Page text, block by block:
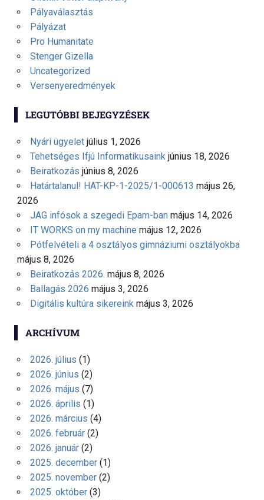
Pályaválasztás
Pályázat
Pro Humanitate
Stenger Gizella
Uncategorized
Versenyeredmények
LEGUTÓBBI BEJEGYZÉSEK
Nyári ügyelet július 1, 2026
Tehetséges Ifjú Informatikusaink június 18, 2026
Beiratkozás június 8, 2026
Határtalanul! HAT-KP-1-2025/1-000613 május 26,
2026
JAG infósok a szegedi Epam-ban május 14, 2026
IT WORKS on my machine május 12, 2026
Pótfelvételi a 4 osztályos gimnáziumi osztályokba
május 8, 2026
Beiratkozás 2026. május 8, 2026
Ballagás 2026 május 3, 2026
Digitális kultúra sikereink május 3, 2026
ARCHÍVUM
2026. július (1)
2026. június (2)
2026. május (7)
2026. április (1)
2026. március (4)
2026. február(2)
2026. január(2)
2025. december(1)
2025. november(2)
2025. október(3)